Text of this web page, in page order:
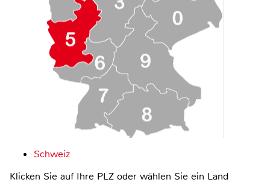
Schweiz
Klicken Sie auf Ihre PLZ oder wählen Sie ein Land